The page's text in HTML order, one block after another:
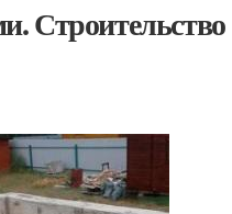
Строительство